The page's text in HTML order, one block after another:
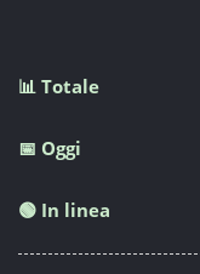
📊 Totale
📅 Oggi
🟢 In linea